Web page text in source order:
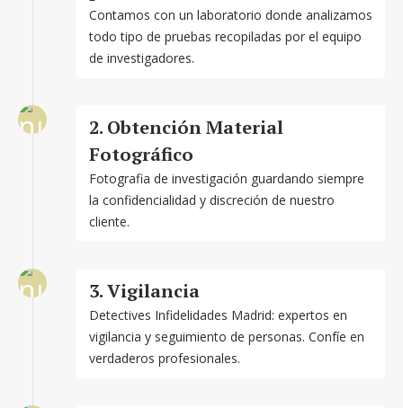
Contamos con un laboratorio donde analizamos
todo tipo de pruebas recopiladas por el equipo
de investigadores.
2. Obtención Material
Fotográfico
Fotografia de investigación guardando siempre
la confidencialidad y discreción de nuestro
cliente.
3. Vigilancia
Detectives Infidelidades Madrid: expertos en
vigilancia y seguimiento de personas. Confíe en
verdaderos profesionales.